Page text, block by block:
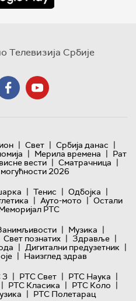
Телевизија Србије
| Свет | Србија данас |
| Мерила времена | Рат
вести | Сматрачница |
2026
| Тенис | Одбојка |
| Ауто-мото | Остали
РТС
| Музика |
Свет познатих | Здравље |
| Дигитални предузетник |
| Наизглед здрав
3 | РТС Свет | РТС Наука |
| РТС Класика | РТС Коло |
| РТС Полетарац